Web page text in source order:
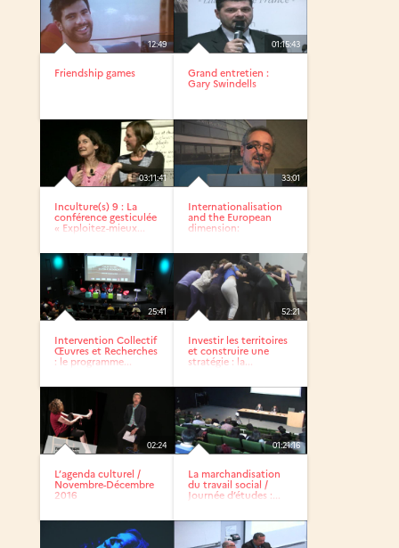
12:49
Friendship games
01:15:43
Grand entretien :
Gary Swindells
03:11:41
Inculture(s) 9 : La
conférence gesticulée
« Exploitez-mieux...
33:01
Internationalisation
and the European
dimension:
25:41
Intervention Collectif
Œuvres et Recherches
: le programme...
52:21
Investir les territoires
et construire une
stratégie : la...
02:24
L’agenda culturel /
Novembre-Décembre
2016
01:21:16
La marchandisation
du travail social /
Journée d’études :...